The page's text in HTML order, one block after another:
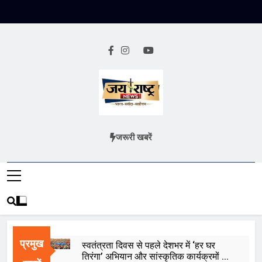
Jai Rashtra
हिंदी समाचार
जरूरी खबरें
प्रमुख
स्वतंत्रता दिवस से पहले देशभर में ‘हर घर
तिरंगा’ अभियान और सांस्कृतिक कार्यक्रमों की